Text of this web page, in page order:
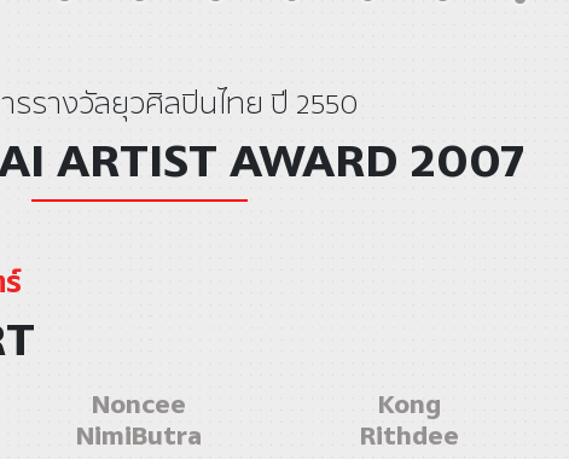
รรางวัลยุวศิลปินไทย ปี 2550
ARTIST AWARD 2007
Noncee
NimiButra
Kong
Rithdee